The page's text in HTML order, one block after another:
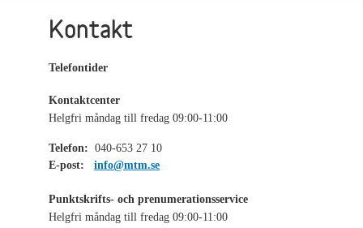
Kontakt
Telefontider
Kontaktcenter
Helgfri måndag till fredag 09:00-11:00
Telefon: 040-653 27 10
E-post:
info@mtm.se
Punktskrifts- och prenumerationsservice
Helgfri måndag till fredag 09:00-11:00